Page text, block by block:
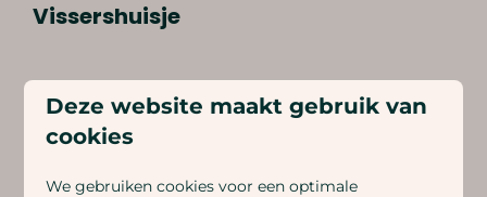
Vissershuisje
Deze website maakt gebruik van
cookies
We gebruiken cookies voor een optimale